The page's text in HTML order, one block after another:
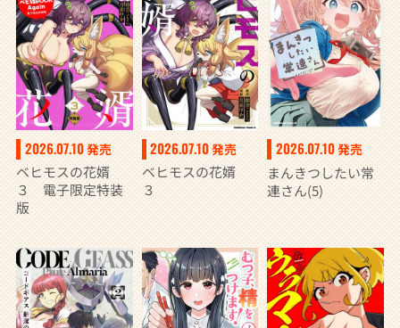
2026.07.10発売
ベヒモスの花婿
３ 電子限定特装
版
2026.07.10発売
ベヒモスの花婿
３
2026.07.10発売
まんきつしたい常
連さん(5)